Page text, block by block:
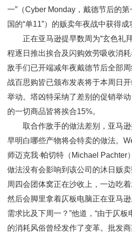
一”（Cyber Monday，戴德节后的
国的“单11”）的贩卖年夜战中获得成
正在亚马逊提早数周为“玄色礼
程逐日推出挨合及闪购效劳吸收消
敌手们已开端减年夜戴德节后全部
战百思购皆已颁布发表将于本周日开
举动。塔凶特采纳了差别的促销举
的一切商品皆将挨合15%。
取合作敌手的做法差别，亚马
早明白哪些产物将会特卖的做法。
师迈克我·帕切特（Michael Pachter
做法没有会影响到该公司的沐日贩
周四会团体窝正在沙收上，一边吃
然后会脚里拿着仄板电脑正在亚马
需求比及下周一？”他道，“由于仄
的消耗风俗曾经发作了变革。批发